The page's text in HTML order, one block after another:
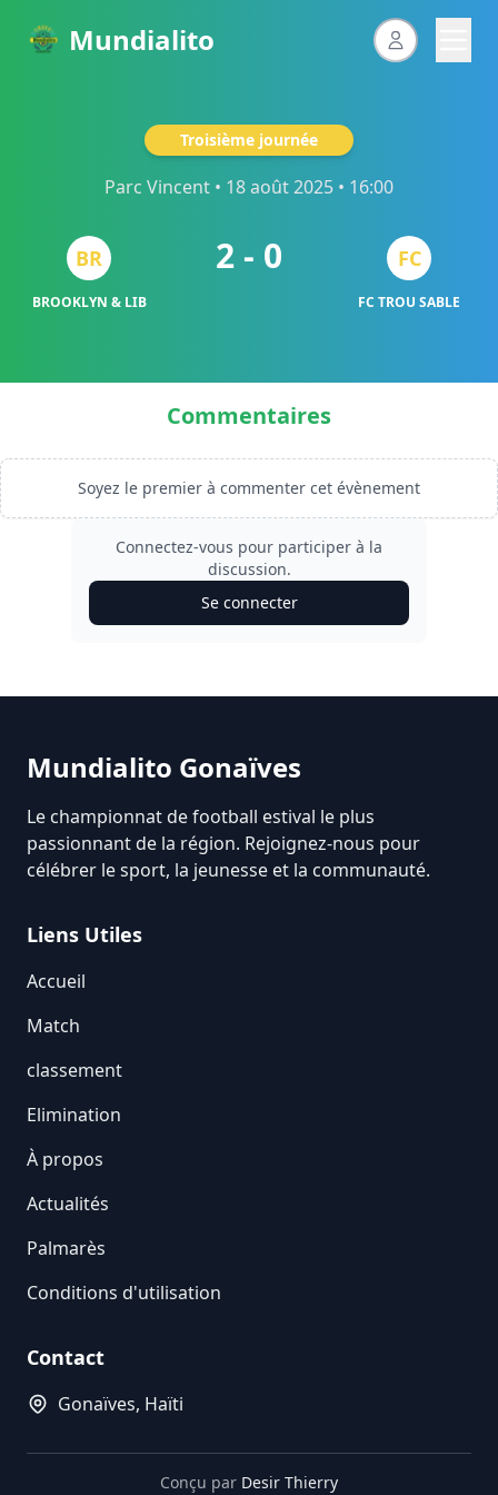
Mundialito
Troisième journée
Parc Vincent • 18 août 2025 • 16:00
BR
BROOKLYN & LIB
2 - 0 FC
FC TROU SABLE
Commentaires
Soyez le premier à commenter cet évènement
Connectez-vous pour participer à la
discussion.
Se connecter
Mundialito Gonaïves
Le championnat de football estival le plus
passionnant de la région. Rejoignez-nous pour
célébrer le sport, la jeunesse et la communauté.
Liens Utiles
Accueil
Match
classement
Elimination
À propos
Actualités
Palmarès
Conditions d'utilisation
Contact
Gonaïves, Haïti
Conçu par Desir Thierry